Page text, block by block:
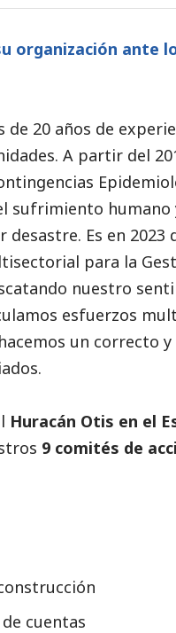
organización ante
20 años de
A partir del
sufrimiento humano
Es en 2023
para la
nuestro
esfuerzos
un correcto
Huracán Otis en el
9 comités de
cuentas